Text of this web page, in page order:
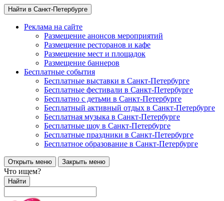
Найти в Санкт-Петербурге
Реклама на сайте
Размещение анонсов мероприятий
Размещение ресторанов и кафе
Размещение мест и площадок
Размещение баннеров
Бесплатные события
Бесплатные выставки в Санкт-Петербурге
Бесплатные фестивали в Санкт-Петербурге
Бесплатно с детьми в Санкт-Петербурге
Бесплатный активный отдых в Санкт-Петербурге
Бесплатная музыка в Санкт-Петербурге
Бесплатные шоу в Санкт-Петербурге
Бесплатные праздники в Санкт-Петербурге
Бесплатное образование в Санкт-Петербурге
Открыть меню Закрыть меню
Что ищем?
Найти